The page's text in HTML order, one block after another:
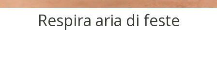
Respira aria di feste